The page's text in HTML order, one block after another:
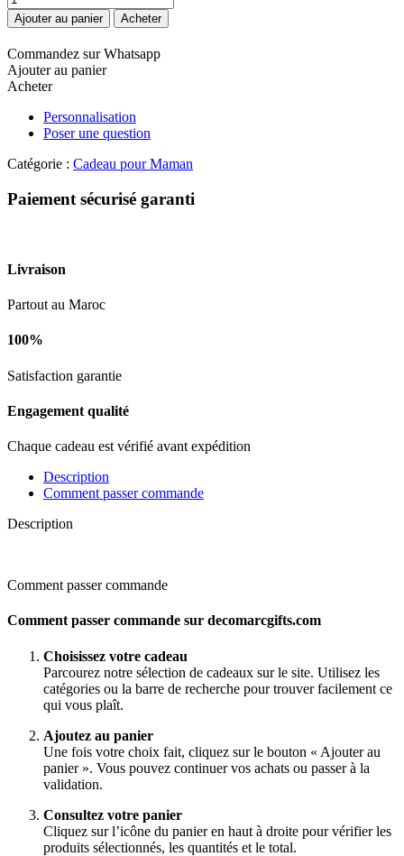
de
Passion
MAMAN.
Ajouter au panier Acheter
Commandez sur Whatsapp
Ajouter au panier
Acheter
Personnalisation
Poser une question
Catégorie : Cadeau pour Maman
Paiement sécurisé garanti
Livraison
Partout au Maroc
100%
Satisfaction garantie
Engagement qualité
Chaque cadeau est vérifié avant expédition
Description
Comment passer commande
Description
Comment passer commande
Comment passer commande sur decomarcgifts.com
Choisissez votre cadeau
Parcourez notre sélection de cadeaux sur le site. Utilisez les
catégories ou la barre de recherche pour trouver facilement ce
qui vous plaît.
Ajoutez au panier
Une fois votre choix fait, cliquez sur le bouton « Ajouter au
panier ». Vous pouvez continuer vos achats ou passer à la
validation.
Consultez votre panier
Cliquez sur l’icône du panier en haut à droite pour vérifier les
produits sélectionnés, les quantités et le total.